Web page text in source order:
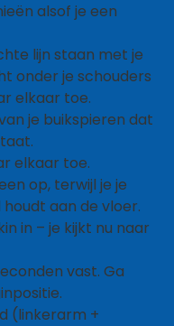
alsof je een
lijn staan met je
onder je schouders
elkaar toe.
je buikspieren dat
elkaar toe.
op, terwijl je je
aan de vloer.
in – je kijkt nu naar
vast. Ga
(linkerarm +